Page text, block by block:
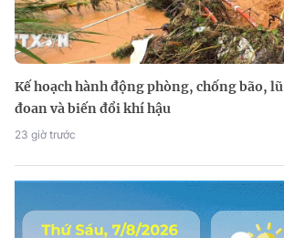
Kế hoạch hành động phòng, chống bão,
đoan và biến đổi khí hậu
23 giờ trước